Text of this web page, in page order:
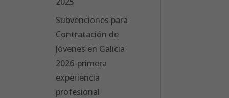
Subvenciones para
Contratación de
Jóvenes en Galicia
2026-primera
experiencia
profesional